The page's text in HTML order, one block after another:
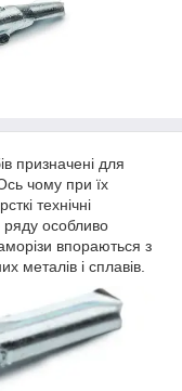
призначені для
чому при їх
технічні
ряду особливо
впораються з
металів і сплавів.